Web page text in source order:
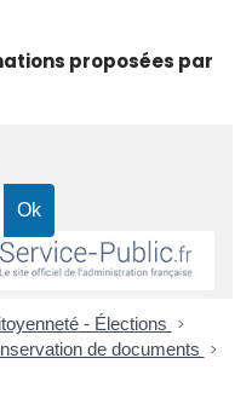
proposées par
- Élections >
de documents >